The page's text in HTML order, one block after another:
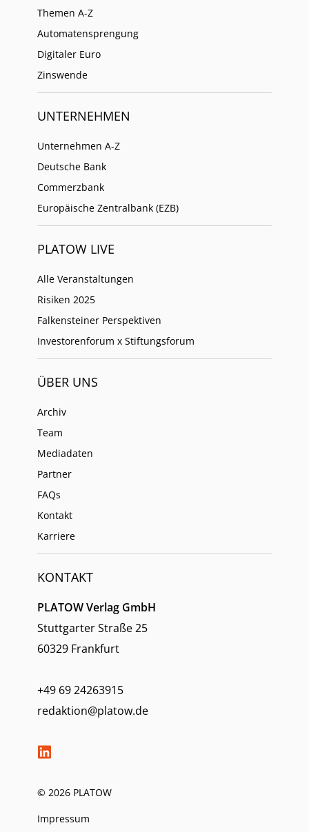
Themen A-Z
Automatensprengung
Digitaler Euro
Zinswende
UNTERNEHMEN
Unternehmen A-Z
Deutsche Bank
Commerzbank
Europäische Zentralbank (EZB)
PLATOW LIVE
Alle Veranstaltungen
Risiken 2025
Falkensteiner Perspektiven
Investorenforum x Stiftungsforum
ÜBER UNS
Archiv
Team
Mediadaten
Partner
FAQs
Kontakt
Karriere
KONTAKT
PLATOW Verlag GmbH
Stuttgarter Straße 25
60329 Frankfurt
+49 69 24263915
redaktion@platow.de
© 2026 PLATOW
Impressum